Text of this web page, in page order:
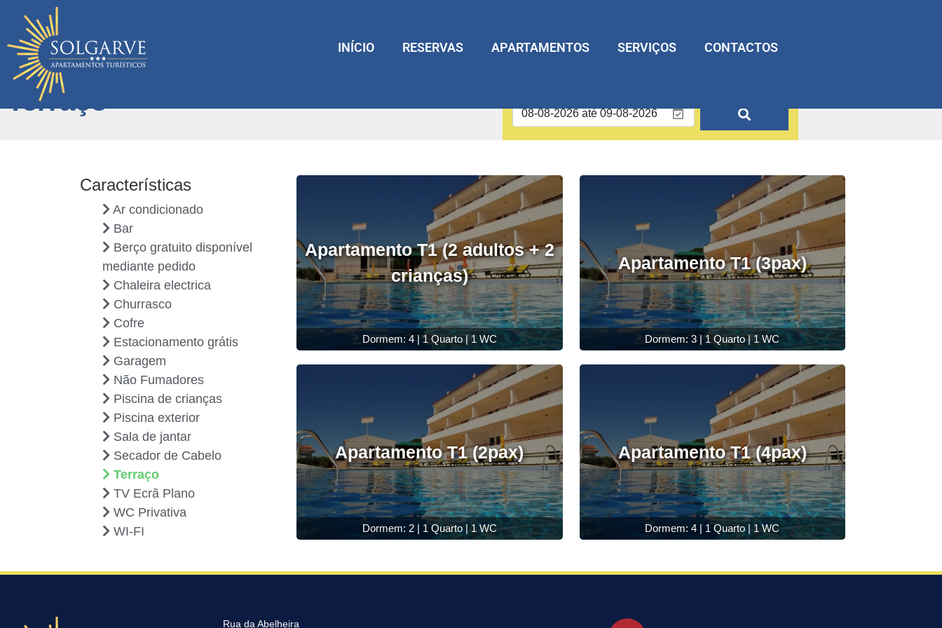
INÍCIO RESERVAS APARTAMENTOS SERVIÇOS CONTACTOS
Terraço
Características
Ar condicionado
Bar
Berço gratuito disponível
mediante pedido
Chaleira electrica
Churrasco
Cofre
Estacionamento grátis
Garagem
Não Fumadores
Piscina de crianças
Piscina exterior
Sala de jantar
Secador de Cabelo
Terraço
TV Ecrã Plano
WC Privativa
WI-FI
Apartamento T1 (2 adultos + 2
crianças)
Dormem: 4 | 1 Quarto | 1 WC
Apartamento T1 (3pax)
Dormem: 3 | 1 Quarto | 1 WC
Apartamento T1 (2pax)
Dormem: 2 | 1 Quarto | 1 WC
Apartamento T1 (4pax)
Dormem: 4 | 1 Quarto | 1 WC
Rua da Abelheira